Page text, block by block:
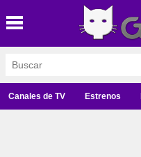
Canales de TV Estrenos